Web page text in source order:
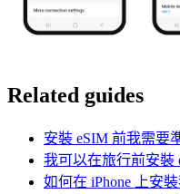
Related guides
安裝 eSIM 前我需要
我可以在旅行前安裝
如何在 iPhone 上安